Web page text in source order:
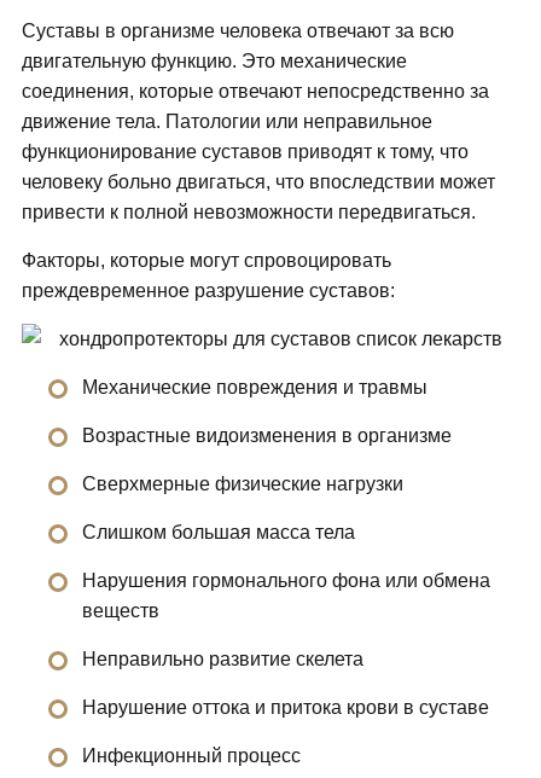
Суставы в организме человека отвечают за всю
двигательную функцию. Это механические
соединения, которые отвечают непосредственно за
движение тела. Патологии или неправильное
функционирование суставов приводят к тому, что
человеку больно двигаться, что впоследствии может
привести к полной невозможности передвигаться.
Факторы, которые могут спровоцировать
преждевременное разрушение суставов:
Механические повреждения и травмы
Возрастные видоизменения в организме
Сверхмерные физические нагрузки
Слишком большая масса тела
Нарушения гормонального фона или обмена
веществ
Неправильно развитие скелета
Нарушение оттока и притока крови в суставе
Инфекционный процесс